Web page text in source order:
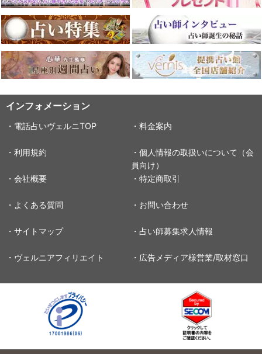
インフォメーション
・電話占いヴェルニTOP ・料金案内
・利用規約
・個人情報の取扱いについて（会
員向け）
・会社概要
・特定商取引
・よくある質問 ・お問い合わせ
・サイトマップ ・占い師募集求人情報
・ヴェルニアフィリエイト ・広告メディア様営業/取材窓口